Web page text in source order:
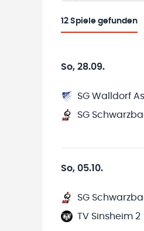
12 Spiele gefunden
So, 28.09.
SG Walldorf
SG
So, 05.10.
SG
TV Sinsheim 2